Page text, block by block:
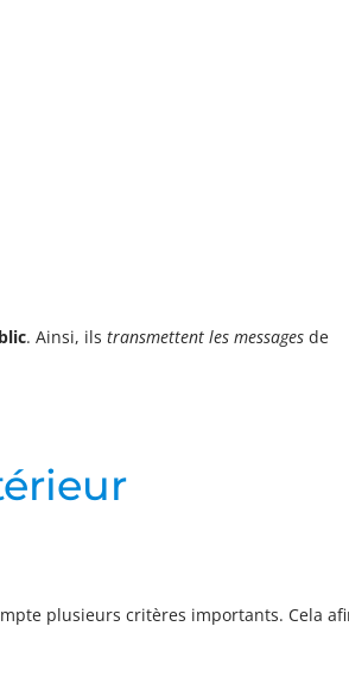
. Ainsi, ils transmettent les messages de
plusieurs critères importants. Cela